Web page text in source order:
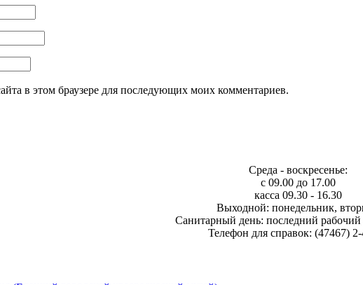
в этом браузере для последующих моих комментариев.
Среда - воскресенье:
с 09.00 до 17.00
касса 09.30 - 16.30
Выходной: понедельник,
Санитарный день: последний рабочий
Телефон для справок: (47467)